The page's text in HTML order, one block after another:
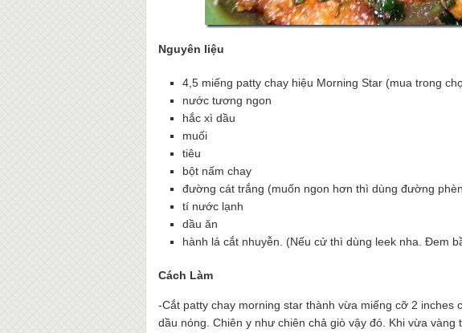
Nguyên liệu
4,5 miếng patty chay hiệu Morning Star (mua trong
nước tương ngon
hắc xì dầu
muối
tiêu
bột nấm chay
đường cát trắng (muốn ngon hơn thì dùng đường
tí nước lạnh
dầu ăn
hành lá cắt nhuyễn. (Nếu cử thì dùng leek nha. Đem
Cách Làm
-Cắt patty chay morning star thành vừa miếng cỡ 2 inches
dầu nóng. Chiên y như chiên chả giò vậy đó. Khi vừa